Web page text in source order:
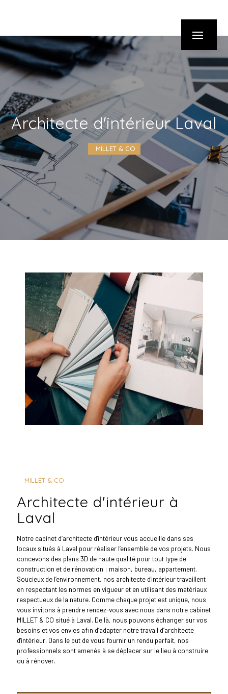
architecte d'intérieur Laval
MILLET & CO
MILLET & CO
architecte d'intérieur à
Laval
Notre cabinet d’architecte d'intérieur vous accueille dans ses
locaux situés à Laval pour réaliser l’ensemble de vos projets. Nous
concevons des plans 3D de haute qualité pour tout type de
construction et de rénovation : maison, bureau, appartement.
Soucieux de l’environnement, nos architecte d'intérieur travaillent
en respectant les normes en vigueur et en utilisant des matériaux
respectueux de la nature. Comme chaque projet est unique, nous
vous invitons à prendre rendez-vous avec nous dans notre cabinet
MILLET & CO situé à Laval. De là, nous pouvons échanger sur vos
besoins et vos envies afin d’adapter notre travail d’architecte
d'intérieur. Dans le but de vous fournir un rendu parfait, nos
professionnels sont amenés à se déplacer sur le lieu à construire
ou à rénover.